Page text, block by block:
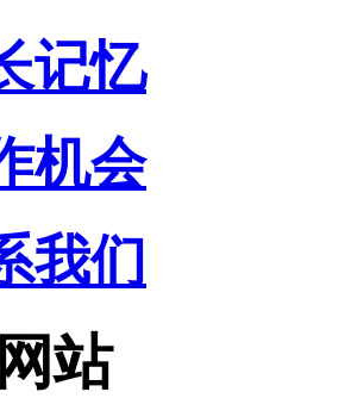
记忆
机会
我们
站